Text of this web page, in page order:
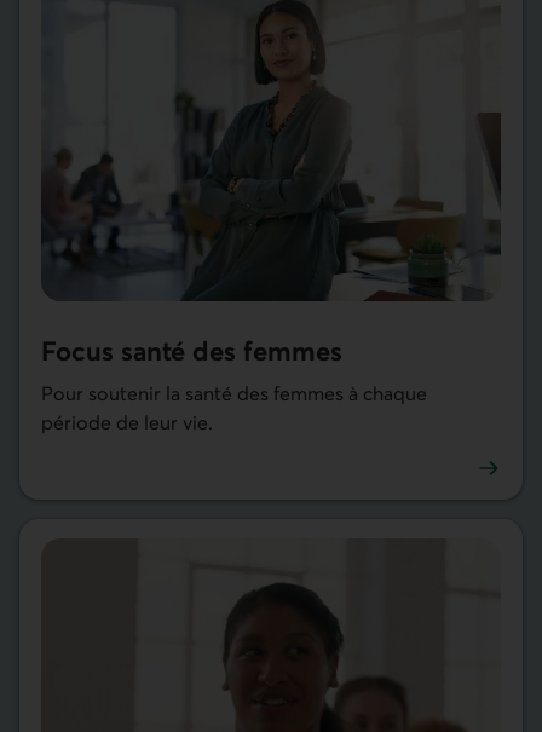
Focus santé des femmes
Pour soutenir la santé des femmes à chaque
période de leur vie.